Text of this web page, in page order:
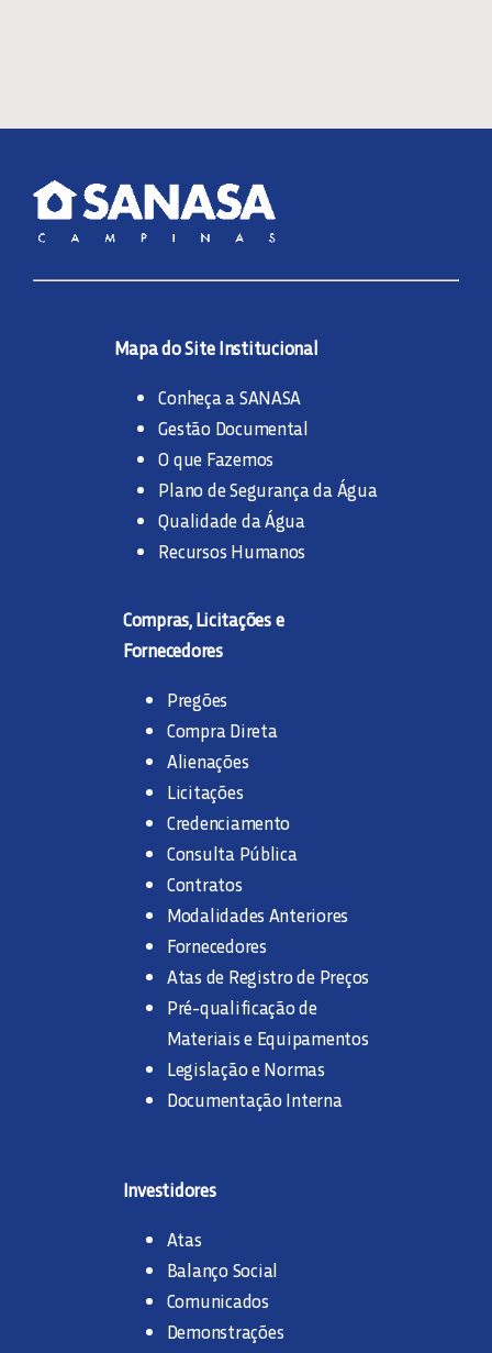
Mapa do Site Institucional
Conheça a SANASA
Gestão Documental
O que Fazemos
Plano de Segurança da Água
Qualidade da Água
Recursos Humanos
Compras, Licitações e
Fornecedores
Pregões
Compra Direta
Alienações
Licitações
Credenciamento
Consulta Pública
Contratos
Modalidades Anteriores
Fornecedores
Atas de Registro de Preços
Pré-qualificação de
Materiais e Equipamentos
Legislação e Normas
Documentação Interna
Investidores
Atas
Balanço Social
Comunicados
Demonstrações